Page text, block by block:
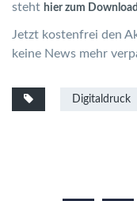
steht hier zum
Jetzt kostenfrei den
keine News mehr
Digitaldruck